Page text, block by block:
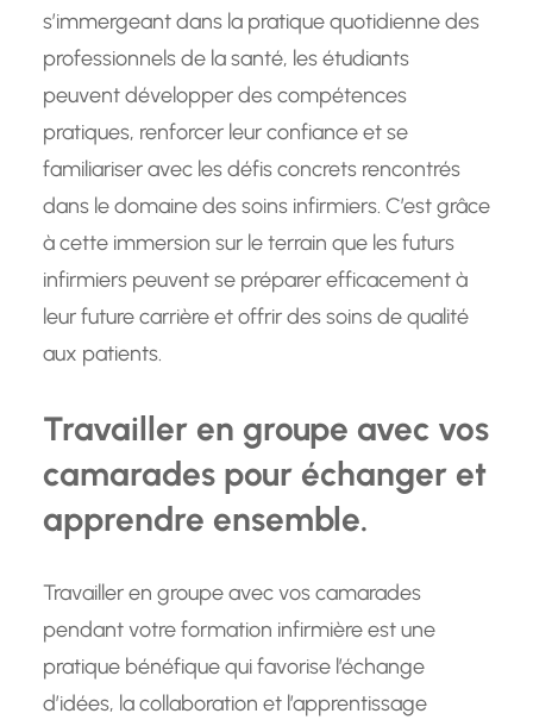
s’immergeant dans la pratique quotidienne des
professionnels de la santé, les étudiants
peuvent développer des compétences
pratiques, renforcer leur confiance et se
familiariser avec les défis concrets rencontrés
dans le domaine des soins infirmiers. C’est grâce
à cette immersion sur le terrain que les futurs
infirmiers peuvent se préparer efficacement à
leur future carrière et offrir des soins de qualité
aux patients.
Travailler en groupe avec vos
camarades pour échanger et
apprendre ensemble.
Travailler en groupe avec vos camarades
pendant votre formation infirmière est une
pratique bénéfique qui favorise l’échange
d’idées, la collaboration et l’apprentissage